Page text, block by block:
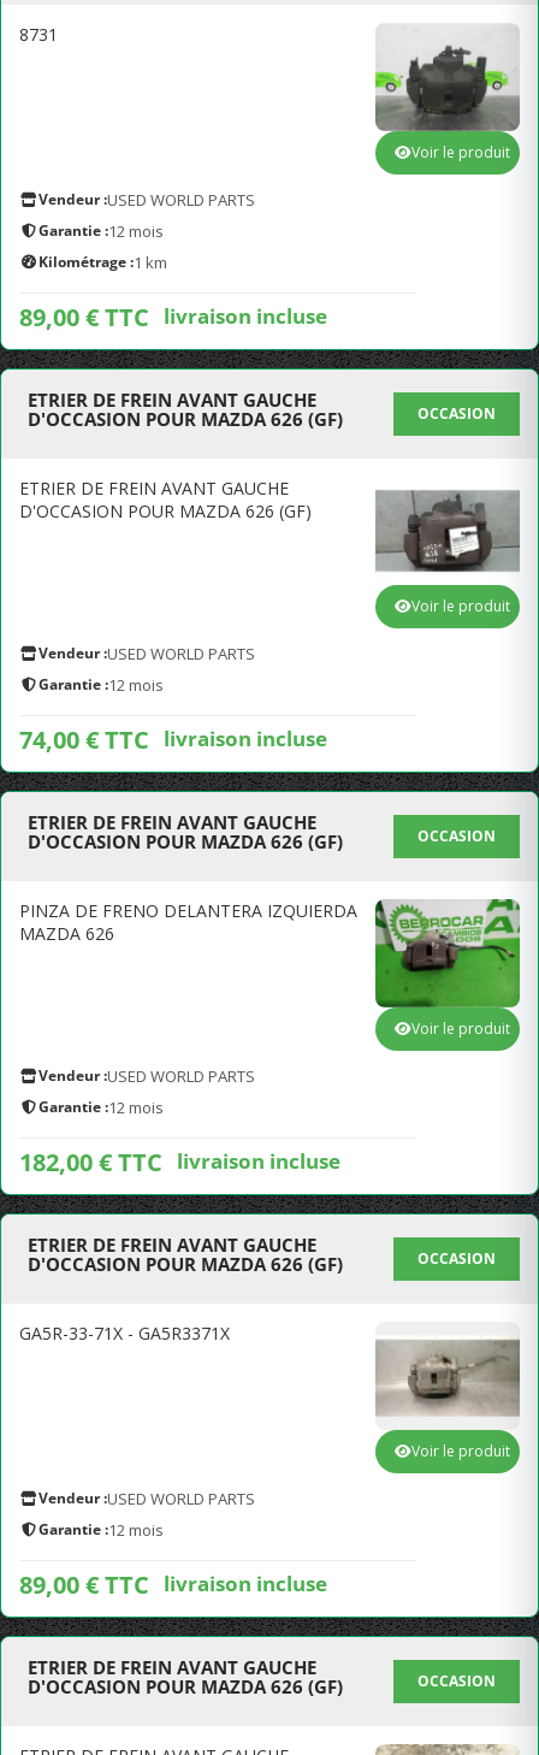
8731
Vendeur :USED WORLD PARTS
Garantie :12 mois
Kilométrage :1 km
89,00 € TTC livraison incluse
Voir le produit
ETRIER DE FREIN AVANT GAUCHE
D'OCCASION POUR MAZDA 626 (GF)
OCCASION
ETRIER DE FREIN AVANT GAUCHE
D'OCCASION POUR MAZDA 626 (GF)
Vendeur :USED WORLD PARTS
Garantie :12 mois
74,00 € TTC livraison incluse
Voir le produit
ETRIER DE FREIN AVANT GAUCHE
D'OCCASION POUR MAZDA 626 (GF)
OCCASION
PINZA DE FRENO DELANTERA IZQUIERDA
MAZDA 626
Vendeur :USED WORLD PARTS
Garantie :12 mois
182,00 € TTC livraison incluse
Voir le produit
ETRIER DE FREIN AVANT GAUCHE
D'OCCASION POUR MAZDA 626 (GF)
OCCASION
GA5R-33-71X - GA5R3371X
Vendeur :USED WORLD PARTS
Garantie :12 mois
89,00 € TTC livraison incluse
Voir le produit
ETRIER DE FREIN AVANT GAUCHE
D'OCCASION POUR MAZDA 626 (GF)
OCCASION